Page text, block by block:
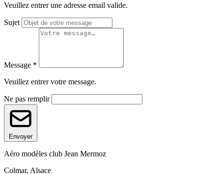
Veuillez entrer une adresse email valide.
Sujet
Message *
Veuillez entrer votre message.
Ne pas remplir
Envoyer
Aéro modèles club Jean Mermoz
Colmar, Alsace